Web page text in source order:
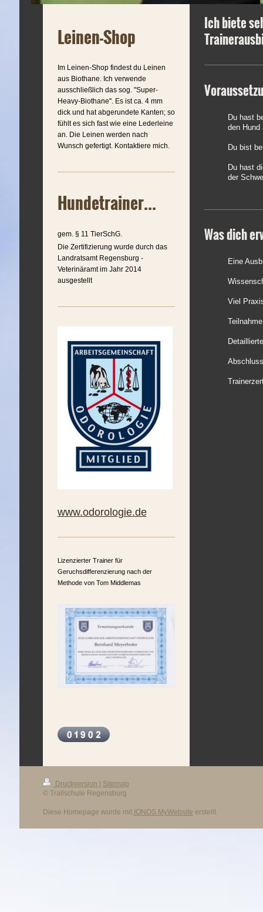
Ich biete
Du hast
den
Du bist
Du hast
der
Was dich
Eine
Viel
Leinen-Shop
Im Leinen-Shop findest du Leinen
aus Biothane. Ich verwende
ausschließlich das sog. "Super-
Heavy-Biothane". Es ist ca. 4 mm
dick und hat abgerundete Kanten; so
fühlt es sich fast wie eine Lederleine
an. Die Leinen werden nach
Wunsch gefertigt. Kontaktiere mich.
Hundetrainer...
gem. § 11 TierSchG.
Die Zertifizierung wurde durch das
Landratsamt Regensburg -
Veterinäramt im Jahr 2014
ausgestellt
www.odorologie.de
Lizenzierter Trainer für
Geruchsdifferenzierung nach der
Methode von Tom Middlemas
Druckversion
Sitemap
© Trailschule Regensburg
Diese Homepage wurde mit IONOS MyWebsite erstellt.